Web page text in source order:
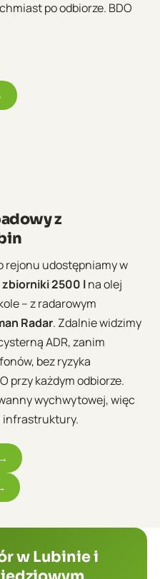
po odbiorze. BDO
z
rejonu udostępniamy w
2500 lna olej
– z radarowym
Radar. Zdalnie widzimy
ADR, zanim
bez ryzyka
przy każdym odbiorze.
wychwytowej, więc
infrastruktury.
w Lubinie i